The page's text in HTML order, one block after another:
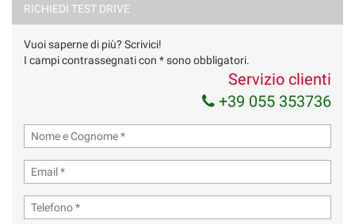
marketing
Invia la tua richiesta
RICHIEDI TEST DRIVE
Vuoi saperne di più? Scrivici!
I campi contrassegnati con * sono obbligatori.
Servizio clienti
+39 055 353736